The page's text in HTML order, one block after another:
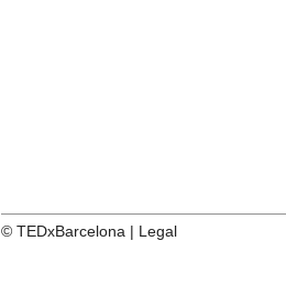
© TEDxBarcelona | Legal